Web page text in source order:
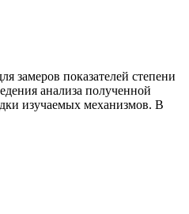
замеров показателей степени
анализа полученной
изучаемых механизмов. В